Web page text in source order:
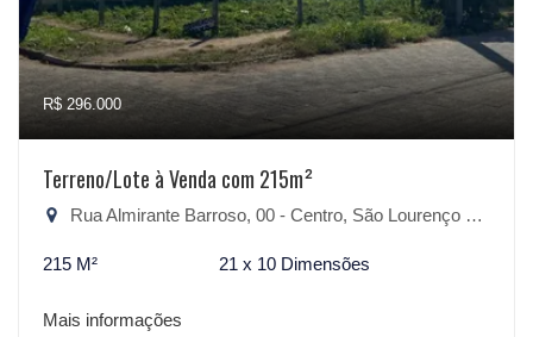
R$ 296.000
Terreno/Lote à Venda com 215m²
Rua Almirante Barroso, 00 - Centro, São Lourenço do Sul-RS
215 M² 21 x 10 Dimensões
Mais informações